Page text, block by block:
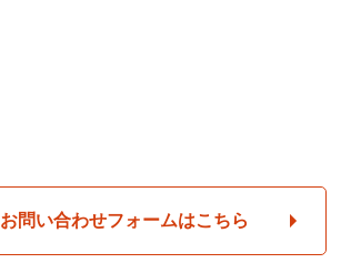
お問い合わせフォームはこちら